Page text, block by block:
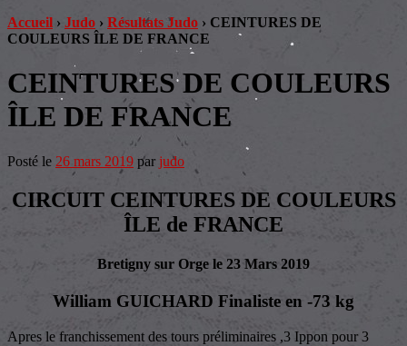
Accueil › Judo › Résultats Judo › CEINTURES DE
COULEURS ÎLE DE FRANCE
CEINTURES DE COULEURS
ÎLE DE FRANCE
Posté le 26 mars 2019 par judo
CIRCUIT CEINTURES DE COULEURS
ÎLE de FRANCE
Bretigny sur Orge le 23 Mars 2019
William GUICHARD Finaliste en -73 kg
Apres le franchissement des tours préliminaires ,3 Ippon pour 3